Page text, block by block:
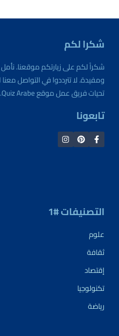
شكرا لكم
شكراً لكم على زيارتكم موقعنا.
ومفيدة. لا تترددوا في التواصل
تحيات فريق عمل موقع Quiz Arabe.
تابعونا
التصنيفات #1
علوم
ثقافة
إقتصاد
تكنولوجيا
رياضة